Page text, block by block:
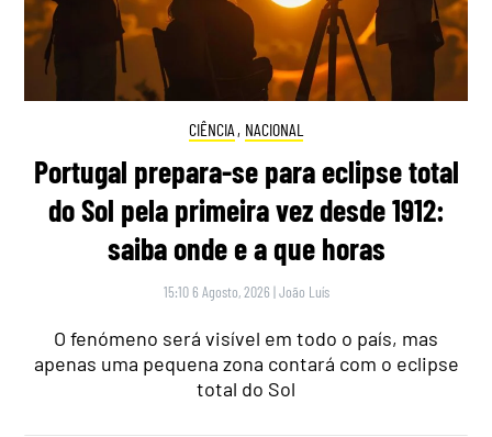
CIÊNCIA , NACIONAL
Portugal prepara-se para eclipse total
do Sol pela primeira vez desde 1912:
saiba onde e a que horas
15:10 6 Agosto, 2026 |João Luís
O fenómeno será visível em todo o país, mas
apenas uma pequena zona contará com o eclipse
total do Sol